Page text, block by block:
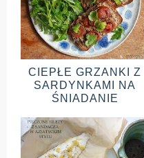
CIEPŁE GRZANKI Z
SARDYNKAMI NA
ŚNIADANIE